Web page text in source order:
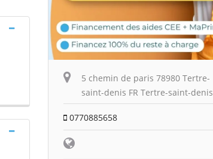
5 chemin de paris 78980 Tertre-
saint-denis FR Tertre-saint-denis
0770885658